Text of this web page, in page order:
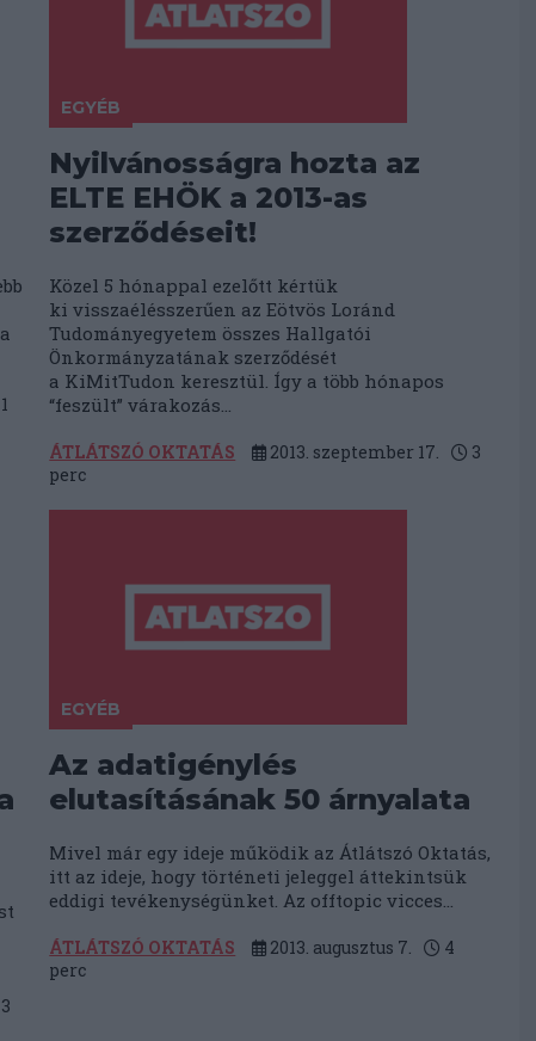
1
EGYÉB
Nyilvánosságra hozta az
ELTE EHÖK a 2013-as
szerződéseit!
Közel 5 hónappal ezelőtt kértük
ki visszaélésszerűen az Eötvös Loránd
Tudományegyetem összes Hallgatói
Önkormányzatának szerződését
a KiMitTudon keresztül. Így a több hónapos
“feszült” várakozás...
ÁTLÁTSZÓ OKTATÁS 2013. szeptember 17.
3
perc
3
EGYÉB
Az adatigénylés
elutasításának 50 árnyalata
Mivel már egy ideje működik az Átlátszó Oktatás,
itt az ideje, hogy történeti jeleggel áttekintsük
eddigi tevékenységünket. Az offtopic vicces...
ÁTLÁTSZÓ OKTATÁS 2013. augusztus 7.
4
perc